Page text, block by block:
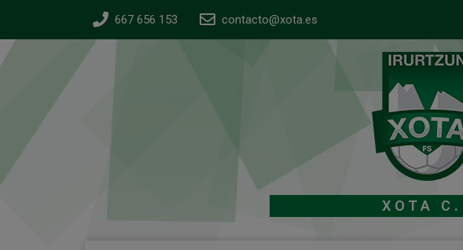
667 656 153 contacto@xota.es
XOTA